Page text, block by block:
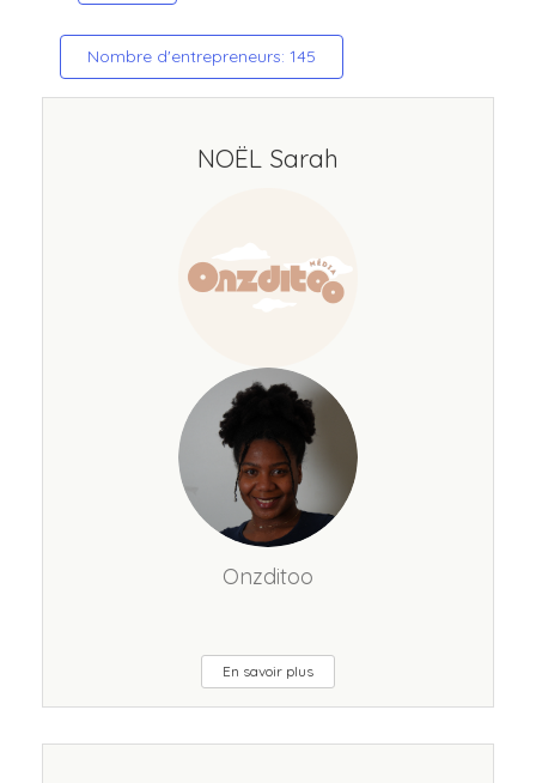
Nombre d'entrepreneurs: 145
NOËL Sarah
Onzditoo
En savoir plus